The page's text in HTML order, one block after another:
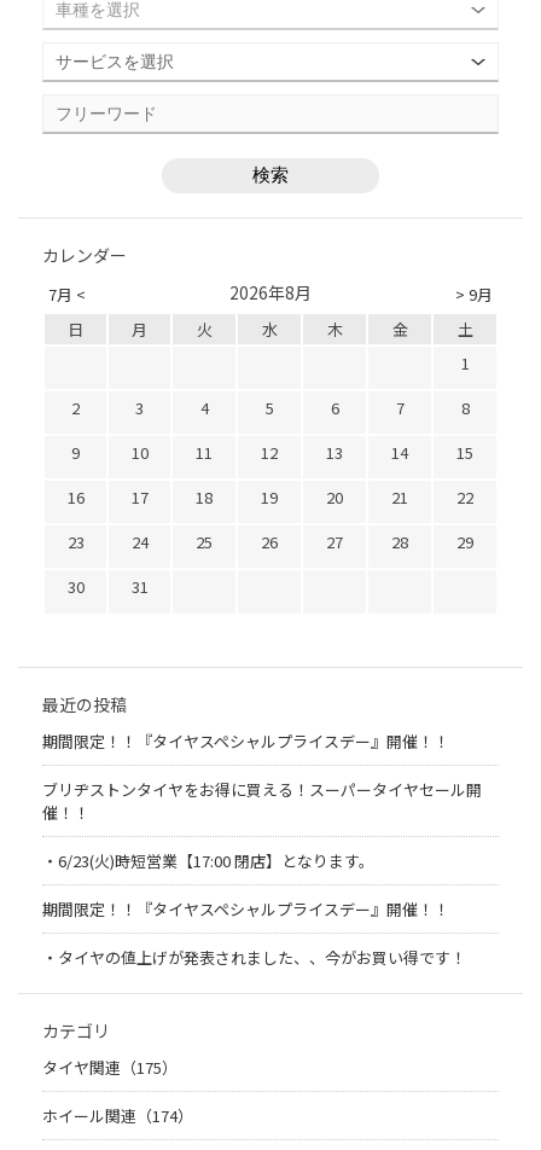
カレンダー
7月 < > 9月
2026年8月
日 月 火 水 木 金
土
1
2
3 4 5 6 7
8
9
10 11 12 13 14
15
16
17 18 19 20 21
22
23
24 25 26 27 28
29
30
31
最近の投稿
期間限定！！『タイヤスペシャルプライスデー』開催！！
ブリヂストンタイヤをお得に買える！スーパータイヤセール開
催！！
・6/23(火)時短営業【17:00 閉店】となります。
期間限定！！『タイヤスペシャルプライスデー』開催！！
・タイヤの値上げが発表されました、、今がお買い得です！
カテゴリ
タイヤ関連（175）
ホイール関連（174）